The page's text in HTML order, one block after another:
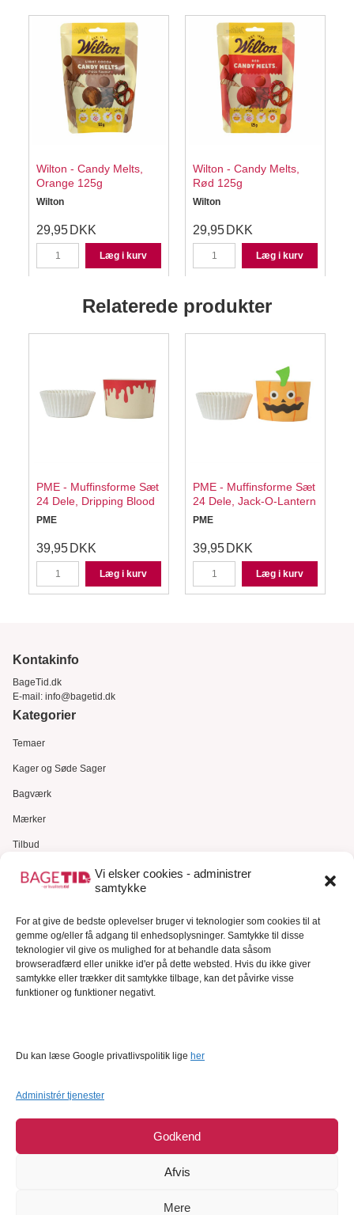
Vi elsker cookies - administrer
samtykke
For at give de bedste oplevelser bruger vi teknologier som cookies til at
gemme og/eller få adgang til enhedsoplysninger. Samtykke til disse
teknologier vil give os mulighed for at behandle data såsom
browseradfærd eller unikke id'er på dette websted. Hvis du ikke giver
samtykke eller trækker dit samtykke tilbage, kan det påvirke visse
funktioner og funktioner negativt.
Du kan læse Google privatlivspolitik lige her
Administrér tjenester
Godkend
Afvis
Mere
Wilton - Candy Melts,
Orange 125g
Wilton
29,95 DKK
Læg i kurv
Wilton - Candy Melts,
Rød 125g
Wilton
29,95 DKK
Læg i kurv
Relaterede produkter
PME - Muffinsforme Sæt
24 Dele, Dripping Blood
PME
39,95 DKK
Læg i kurv
PME - Muffinsforme Sæt
24 Dele, Jack-O-Lantern
PME
39,95 DKK
Læg i kurv
Kontakinfo
BageTid.dk
E-mail: info@bagetid.dk
Kategorier
Temaer
Kager og Søde Sager
Bagværk
Mærker
Tilbud
Gavekort
Kundeservice
Kundeservice
FAQ – Ofte stillede spørgsmål
Om Bagetid.dk
Se Fødevarestyrelsens smiley-rapporter